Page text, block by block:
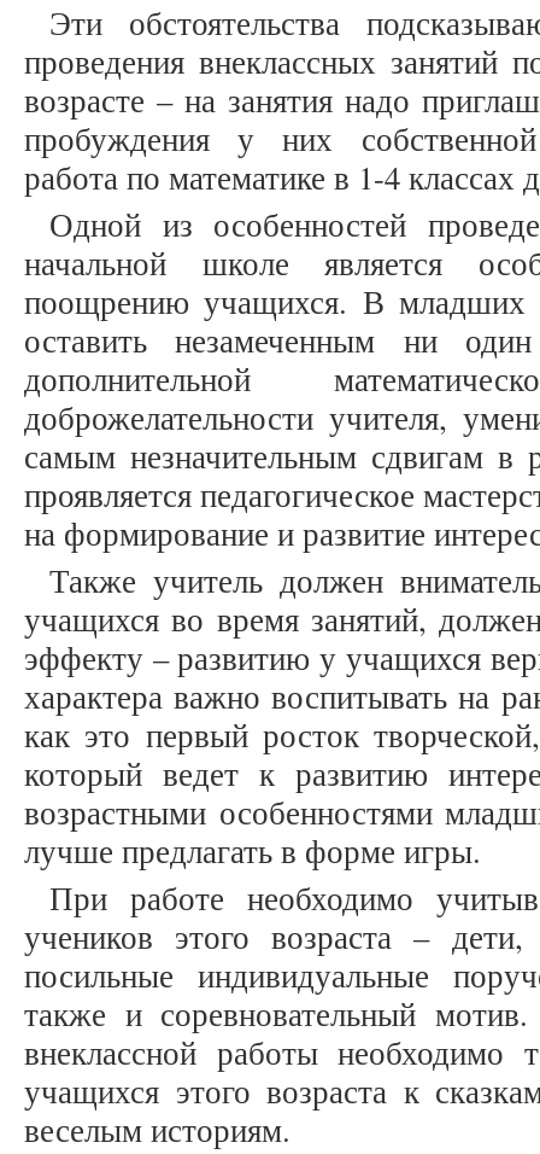
Эти обстоятельства
проведения внеклассных занятий
возрасте – на занятия надо
пробуждения у них
работа по математике в 1-4
Одной из особенностей
начальной школе является
поощрению учащихся. В младших
оставить незамеченным ни
дополнительной
доброжелательности учителя,
самым незначительным сдвигам в
проявляется педагогическое
на формирование и развитие
Также учитель должен
учащихся во время занятий,
эффекту – развитию у учащихся
характера важно воспитывать на
как это первый росток
который ведет к развитию
возрастными особенностями
лучше предлагать в форме игры.
При работе необходимо
учеников этого возраста –
посильные индивидуальные
также и соревновательный
внеклассной работы необходимо
учащихся этого возраста к
веселым историям.